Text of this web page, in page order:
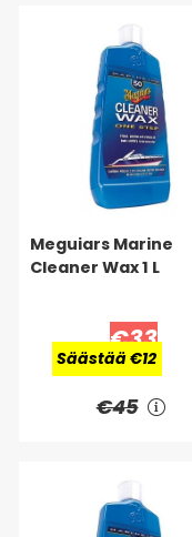
Meguiars Marine
Cleaner Wax 1 L
€33
Säästää €12
€45